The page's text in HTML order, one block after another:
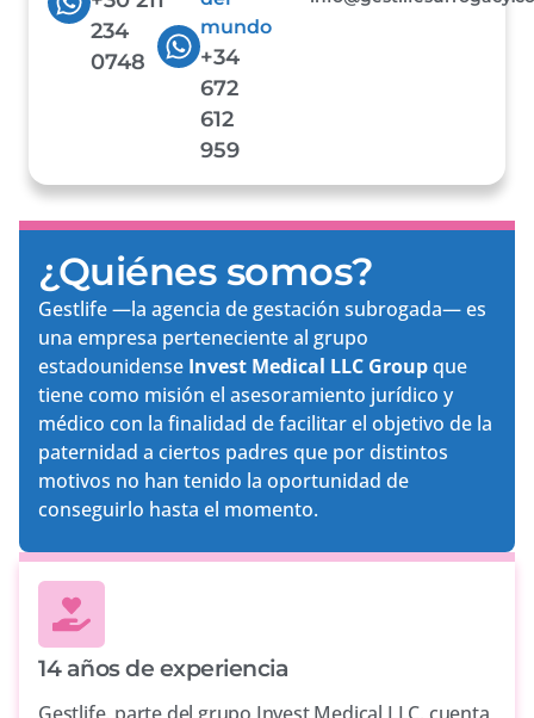
234
0748
mundo
+34
672
612
959
¿Quiénes somos?
Gestlife —la agencia de gestación subrogada— es
una empresa perteneciente al grupo
estadounidense Invest Medical LLC Groupque
tiene como misión el asesoramiento jurídico y
médico con la finalidad de facilitar el objetivo de la
paternidad a ciertos padres que por distintos
motivos no han tenido la oportunidad de
conseguirlo hasta el momento.
14 años de experiencia